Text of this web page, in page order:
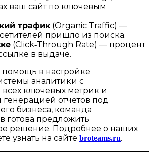
ваш сайт по ключевым
трафик (Organic Traffic) —
пришло из поиска.
(Click‑Through Rate) — процент
в выдаче.
в настройке
аналитики с
ключевых метрик и
генерацией отчётов под
бизнеса, команда
готова предложить
решение. Подробнее о наших
узнать на сайте broteams.ru.